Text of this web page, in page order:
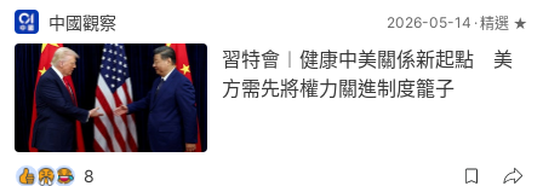
中國觀察 2026-05-14 精選 ★
習特會︱健康中美關係新起點 美
方需先將權力關進制度籠子
8